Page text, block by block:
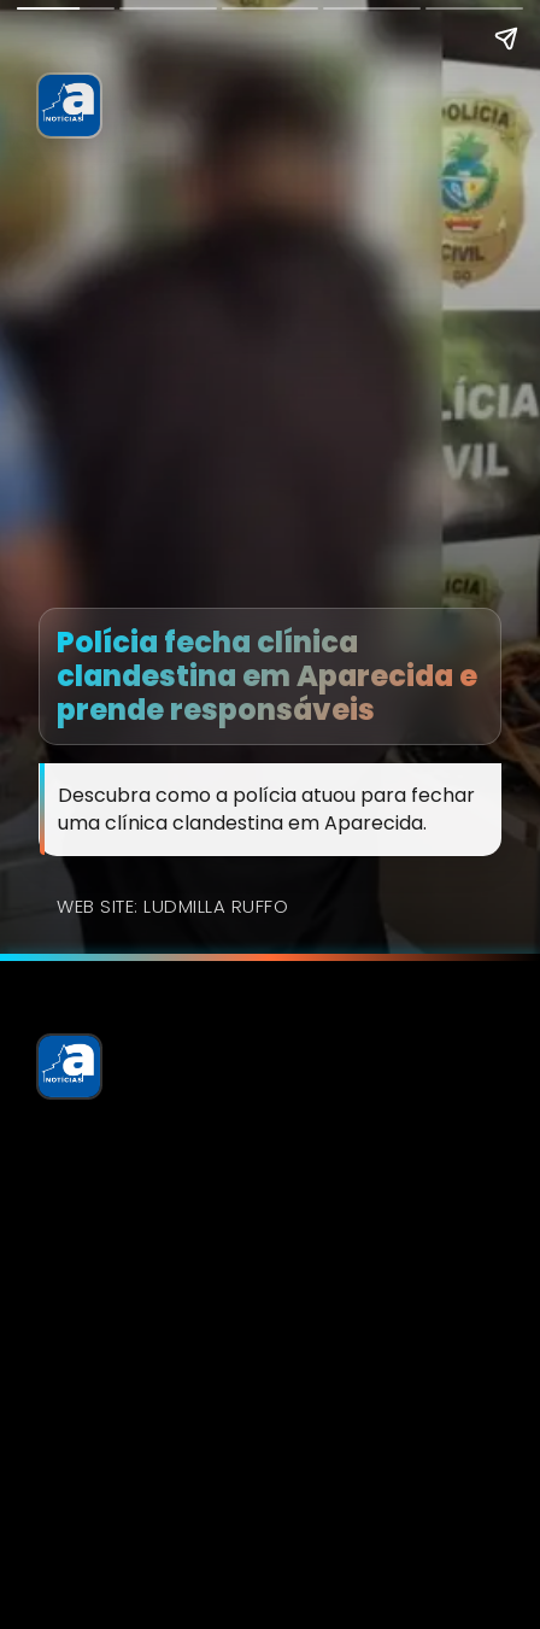
Polícia fecha clínica
clandestina em Aparecida e
prende responsáveis
Descubra como a polícia atuou para fechar
uma clínica clandestina em Aparecida.
WEB SITE: LUDMILLA RUFFO